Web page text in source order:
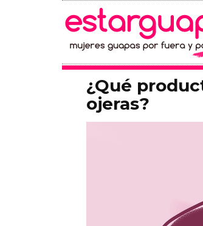
¿Qué
ojeras?